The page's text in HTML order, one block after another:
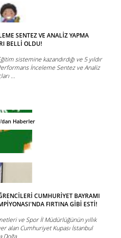
Haberler
SENTEZ VE ANALİZ YAPMA
BELLİ OLDU!
sistemine kazandırdığı ve 5 yıldır
İnceleme Sentez ve Analiz
...
CUMHURİYET BAYRAMI
FIRTINA GİBİ ESTİ!
ve Spor İl Müdürlüğünün yıllık
alan Cumhuriyet Kupası İstanbul
...